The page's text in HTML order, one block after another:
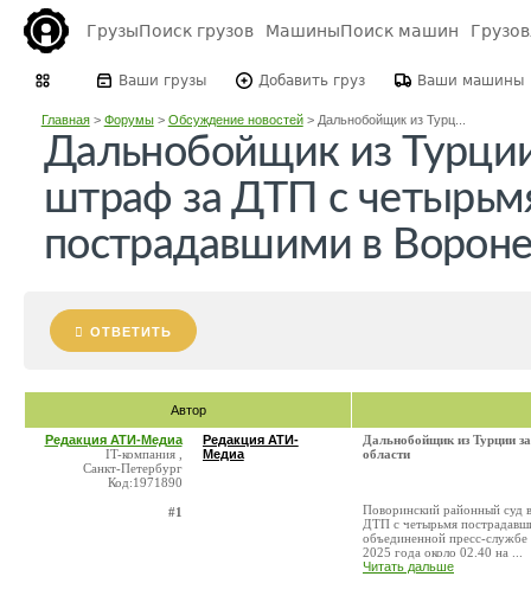
ГрузыПоиск грузов МашиныПоиск машин
Ваши грузы Добавить груз Ваши машины
Главная> Форумы> Обсуждение новостей> Дальнобойщик из Турц...
Дальнобойщик из
штраф за ДТП с
пострадавшими в
ОТВЕТИТЬ
Автор
Редакция АТИ-Медиа
IT-компания ,
Санкт-Петербург
Код:1971890
#1
Редакция АТИ-
Медиа
Дальнобойщик из Турции
области
Поворинский районный суд
ДТП с четырьмя
объединенной пресс-
2025 года около 02.40 на ...
Читать дальше